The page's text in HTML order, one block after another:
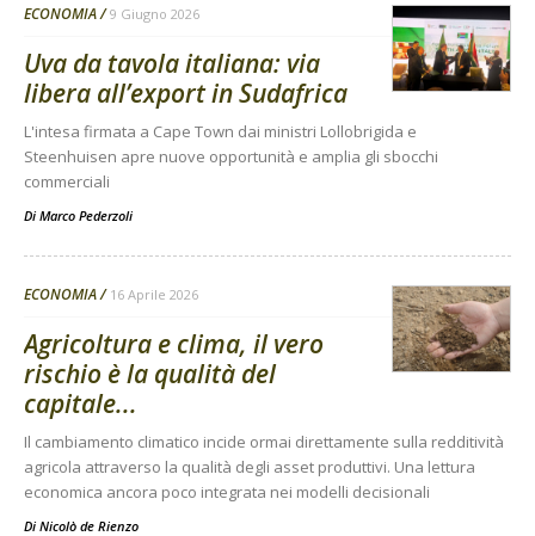
ECONOMIA 9 Giugno 2026
Uva da tavola italiana: via
libera all’export in Sudafrica
L'intesa firmata a Cape Town dai ministri Lollobrigida e
Steenhuisen apre nuove opportunità e amplia gli sbocchi
commerciali
Di Marco Pederzoli
ECONOMIA 16 Aprile 2026
Agricoltura e clima, il vero
rischio è la qualità del
capitale...
Il cambiamento climatico incide ormai direttamente sulla redditività
agricola attraverso la qualità degli asset produttivi. Una lettura
economica ancora poco integrata nei modelli decisionali
Di Nicolò de Rienzo